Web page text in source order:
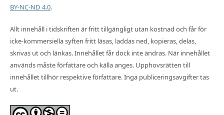
BY-NC-ND 4.0.
Allt innehåll i tidskriften är fritt tillgängligt utan kostnad och får för
icke-kommersiella syften fritt läsas, laddas ned, kopieras, delas,
skrivas ut och länkas. Innehållet får dock inte ändras. När innehållet
används måste författare och källa anges. Upphovsrätten till
innehållet tillhör respektive författare. Inga publiceringsavgifter tas
ut.